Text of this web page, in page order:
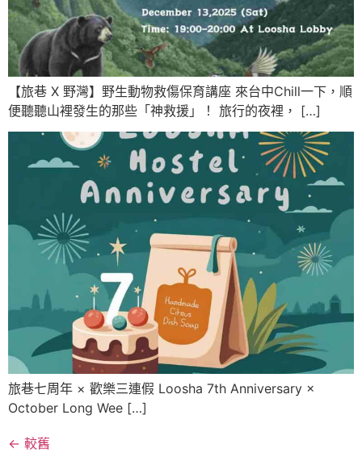
【旅巷 X 野灣】野生動物救傷保育講座 來台中Chill一下，順
便聽聽山裡發生的那些「神救援」！ 旅行的夜裡， […]
旅巷七周年 × 歡樂三連假 Loosha 7th Anniversary ×
October Long Wee […]
← 較舊